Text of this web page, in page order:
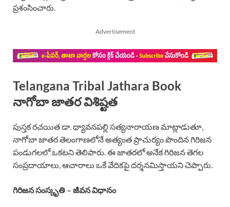
ప్రశంసించారు.
Advertisement
Telangana Tribal Jathara Book
నాగోబా జాతర విశిష్టత
పుస్తక రచయిత డా. ధ్యావనపల్లి సత్యనారాయణ మాట్లాడుతూ,
నాగోబా జాతర తెలంగాణలోనే అత్యంత ప్రాచుర్యం పొందిన గిరిజన
పండుగలలో ఒకటని తెలిపారు. ఈ జాతరలో అనేక గిరిజన తెగల
సంప్రదాయాలు, ఆచారాలు ఒకే వేదికపై దర్శనమిస్తాయని చెప్పారు.
గిరిజన సంస్కృతి – జీవన విధానం